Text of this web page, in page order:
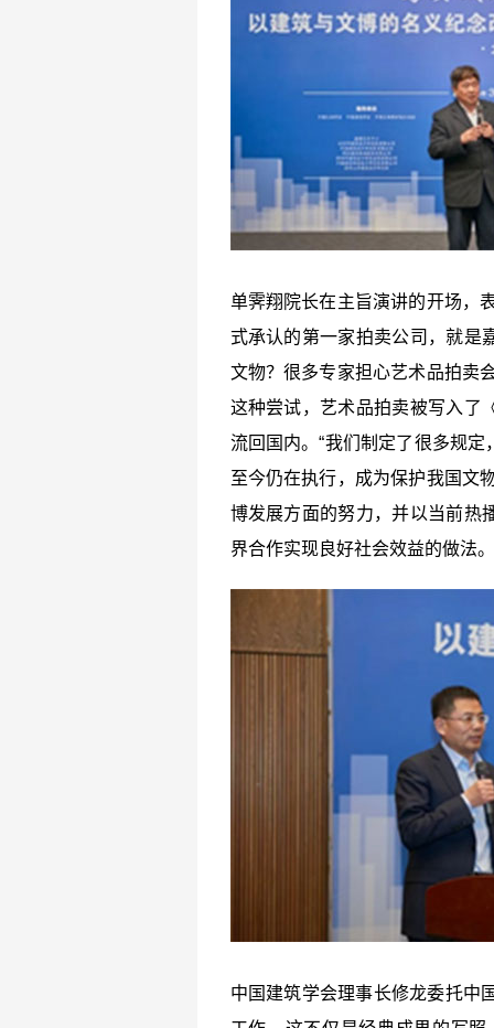
单霁翔院长在主旨演讲的开场，
式承认的第一家拍卖公司，就是
文物？很多专家担心艺术品拍卖
这种尝试，艺术品拍卖被写入了
流回国内。“我们制定了很多规
至今仍在执行，成为保护我国文
博发展方面的努力，并以当前热
界合作实现良好社会效益的做法。
中国建筑学会理事长修龙委托中